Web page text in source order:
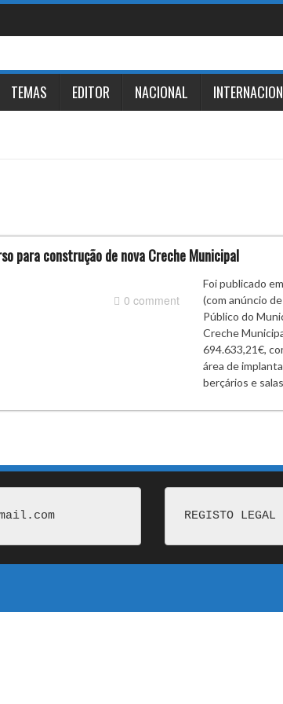
TEMAS EDITOR NACIONAL
para construção de nova Creche Municipal
0 comment
Foi publicado
(com anúncio
Público do
Creche
694.633,21€,
área de
berçários e
REGISTO